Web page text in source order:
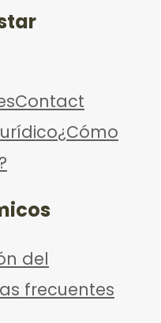
Contact
¿Cómo
del
frecuentes